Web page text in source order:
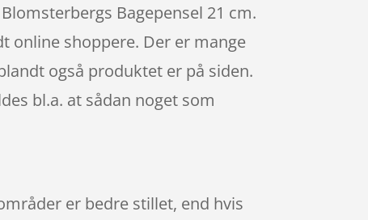
Bagepensel 21 cm.
online shoppere. Der er mange
også produktet er på siden.
bl.a. at sådan noget som
er bedre stillet, end hvis